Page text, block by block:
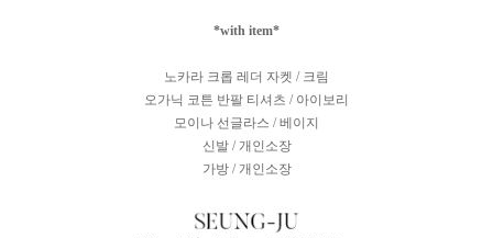
*with item*
노카라 크롭 레더 자켓 / 크림
오가닉 코튼 반팔 티셔츠 / 아이보리
모이나 선글라스 / 베이지
신발 / 개인소장
가방 / 개인소장